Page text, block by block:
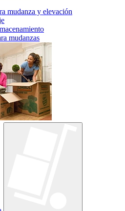
mudanza y elevación
mudanzas